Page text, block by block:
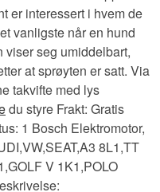
er interessert i hvem de
vanligste når en hund
viser seg umiddelbart,
at sprøyten er satt. Via
takvifte med lys
du styre Frakt: Gratis
1 Bosch Elektromotor,
8L1,TT
V 1K1,POLO